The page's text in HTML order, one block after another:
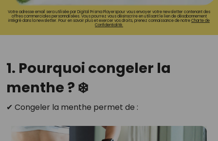
Votre adresse email sera utilisée par Digital Prisma Playerspour vous envoyer votre newsletter contenant des
offres commerciales personnalisées. Vous pourrez vous désinscrire en utilisant le lien de désabonnement
intégré dans la newsletter. Pour en savoir plus et exercer vos droits, prenez connaissance de notreCharte de
Confidentialité.
1. Pourquoi congeler la
menthe ? ❄️
✔ Congeler la menthe permet de :